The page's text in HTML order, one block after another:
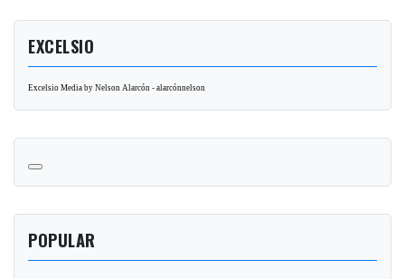
EXCELSIO
Excelsio Media by Nelson Alarcón - alarcónnelson
POPULAR